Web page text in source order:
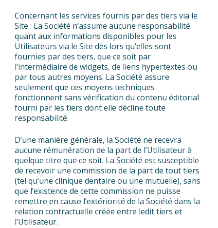
Concernant les services fournis par des tiers via le
Site : La Société n’assume aucune responsabilité
quant aux informations disponibles pour les
Utilisateurs via le Site dès lors qu’elles sont
fournies par des tiers, que ce soit par
l’intermédiaire de widgets, de liens hypertextes ou
par tous autres moyens. La Société assure
seulement que ces moyens techniques
fonctionnent sans vérification du contenu éditorial
fourni par les tiers dont elle décline toute
responsabilité.
D’une manière générale, la Société ne recevra
aucune rémunération de la part de l’Utilisateur à
quelque titre que ce soit. La Société est susceptible
de recevoir une commission de la part de tout tiers
(tel qu’une clinique dentaire ou une mutuelle), sans
que l’existence de cette commission ne puisse
remettre en cause l’extériorité de la Société dans la
relation contractuelle créée entre ledit tiers et
l’Utilisateur.